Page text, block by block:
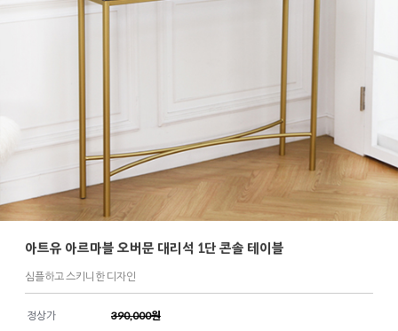
아트유 아르마블 오버문 대리석 1단 콘솔 테이블
심플하고 스키니한 디자인
정상가 390,000원